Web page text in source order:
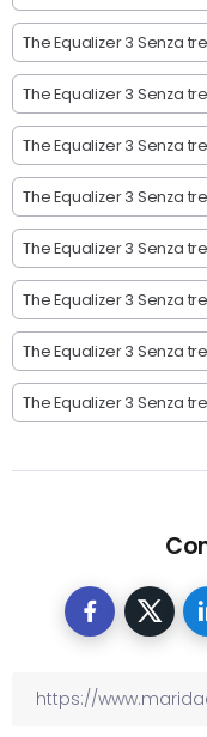
The Equalizer 3 Senza
The Equalizer 3 Senza
The Equalizer 3 Senza
The Equalizer 3 Senza
The Equalizer 3 Senza
The Equalizer 3 Senza
The Equalizer 3 Senza
The Equalizer 3 Senza